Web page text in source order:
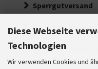
Sperrgutversand
Erklärung zur
Newsletter-
Diese Webseite
Technologien
Wir verwenden Cookies und